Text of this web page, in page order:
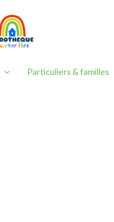
Particuliers & familles